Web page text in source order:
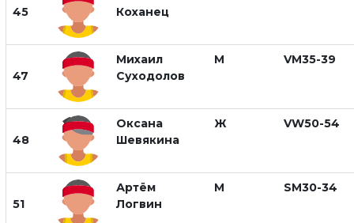
45
Коханец
47
Михаил
Суходолов
М VM35-39
48
Оксана
Шевякина
Ж VW50-54
51
Артём
Логвин
М SM30-34